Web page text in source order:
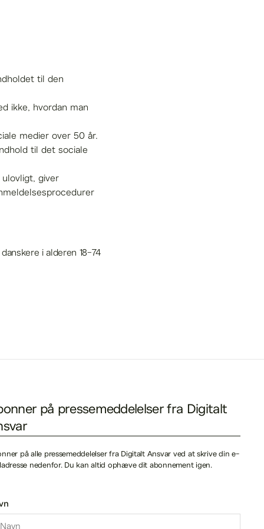
til den
ikke, hvordan man
medier over 50 år.
til det sociale
giver
i alderen 18-74